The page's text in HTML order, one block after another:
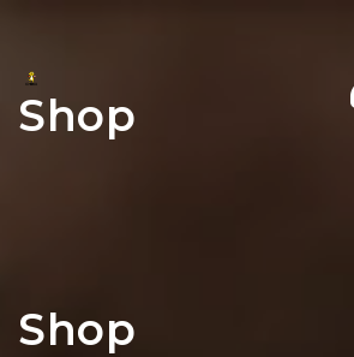
Shop
Shop